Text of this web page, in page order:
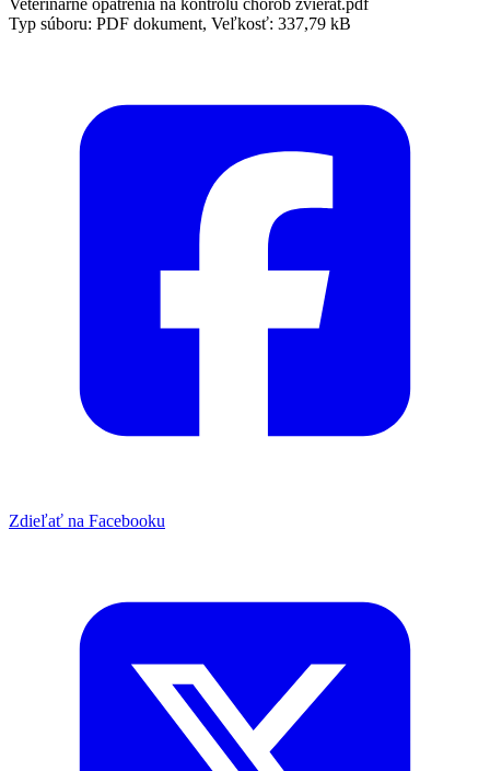
Veterinárne opatrenia na kontrolu chorôb zvierat.pdf
Typ súboru: PDF dokument, Veľkosť: 337,79 kB
Zdieľať na Facebooku